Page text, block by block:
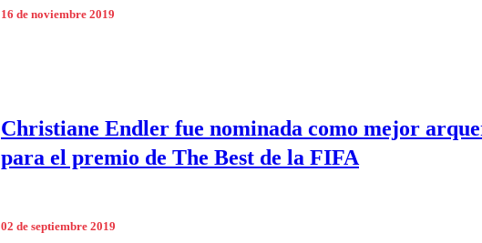
16 de noviembre 2019
Christiane Endler fue nominada como mejor
para el premio de The Best de la FIFA
02 de septiembre 2019